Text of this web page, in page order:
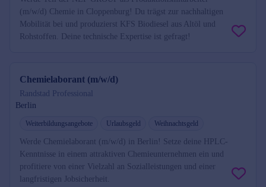
(m/w/d) Chemie in Cloppenburg! Du trägst zur nachhaltigen
Mobilität bei und produzierst KFS Biodiesel aus Altöl und
Rohstoffen. Deine technische Expertise ist gefragt!
Chemielaborant (m/w/d)
Randstad Professional
Berlin
Weiterbildungsangebote Urlaubsgeld Weihnachtsgeld
Werde Chemielaborant (m/w/d) in Berlin! Setze deine HPLC-
Kenntnisse in einem attraktiven Chemieunternehmen ein und
profitiere von einer Vielzahl an Sozialleistungen und einer
langfristigen Jobsicherheit.